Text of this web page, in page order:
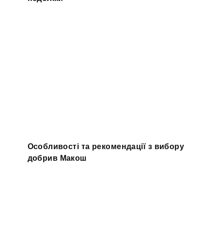
Особливості та рекомендації з вибору
добрив Макош